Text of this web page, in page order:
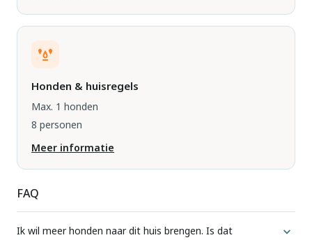
Honden & huisregels
Max. 1 honden
8 personen
Meer informatie
FAQ
Ik wil meer honden naar dit huis brengen. Is dat